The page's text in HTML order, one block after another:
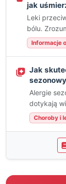
jak
Leki
bólu.
Informacje
Jak
Alergie
dotykają
Choroby i